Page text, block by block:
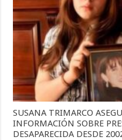
SUSANA TRIMARCO
INFORMACIÓN SOBRE
DESAPARECIDA DESDE